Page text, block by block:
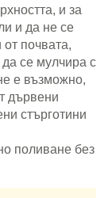
и за
и да не се
почвата,
се мулчира с
е възможно,
дървени
стърготини
поливане без